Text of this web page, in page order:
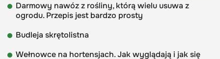
Darmowy nawóz z rośliny, którą wielu usuwa z
ogrodu. Przepis jest bardzo prosty
Budleja skrętolistna
Wełnowce na hortensjach. Jak wyglądają i jak się